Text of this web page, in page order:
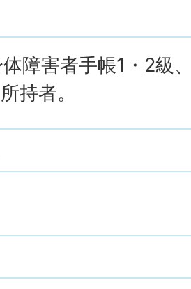
障害者手帳1・2級
持者。